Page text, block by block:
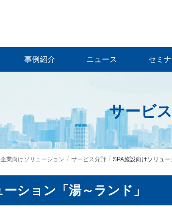
事例紹介 ニュース セミ
サービ
企業向けソリューション サービス分野 SPA施設向けソリュ
ション「湯～ランド」